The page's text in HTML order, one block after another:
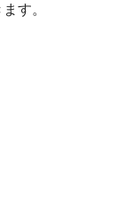
す。